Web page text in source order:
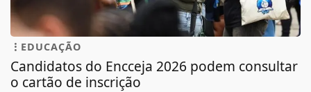
EDUCAÇÃO
Candidatos do Encceja 2026 podem consultar
o cartão de inscrição